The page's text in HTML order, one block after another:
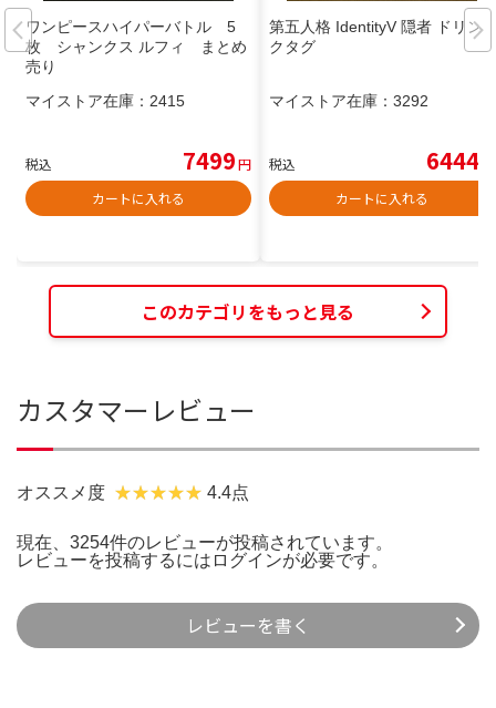
ワンピースハイパーバトル 5
枚 シャンクス ルフィ まとめ
売り
マイストア在庫： 2415
税込 7499円
カートに入れる
第五人格 IdentityV 隠者 ドリン
クタグ
マイストア在庫： 3292
税込 6444
カートに入れる
このカテゴリをもっと見る
カスタマーレビュー
オススメ度 4.4点
現在、3254件のレビューが投稿されています。
レビューを投稿するには ログインが必要です。
レビューを書く